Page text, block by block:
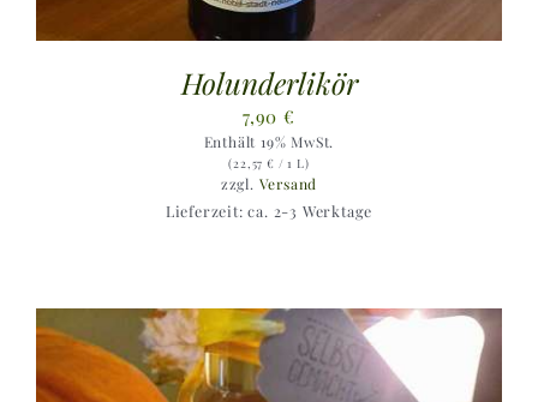
Holunderlikör
7,90€
Enthält 19% MwSt.
(22,57€ / 1 L)
zzgl. Versand
Lieferzeit: ca. 2-3 Werktage